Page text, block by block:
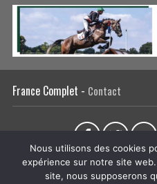
France Complet - Contact
L’association Actualités Tous
Nous utilisons des cookies
expérience sur notre site
site, nous supposerons